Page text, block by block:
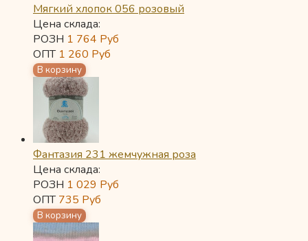
Мягкий хлопок 056 розовый
Цена склада:
РОЗН 1 764 Руб
ОПТ 1 260 Руб
Фантазия 231 жемчужная роза
Цена склада:
РОЗН 1 029 Руб
ОПТ735 Руб